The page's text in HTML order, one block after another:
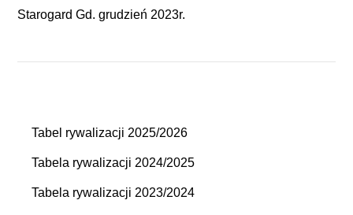
Starogard Gd. grudzień 2023r.
Tabel rywalizacji 2025/2026
Tabela rywalizacji 2024/2025
Tabela rywalizacji 2023/2024